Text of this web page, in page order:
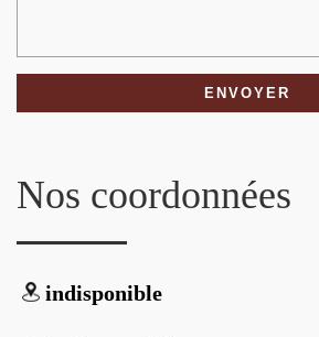
Nos coordonnées
indisponible